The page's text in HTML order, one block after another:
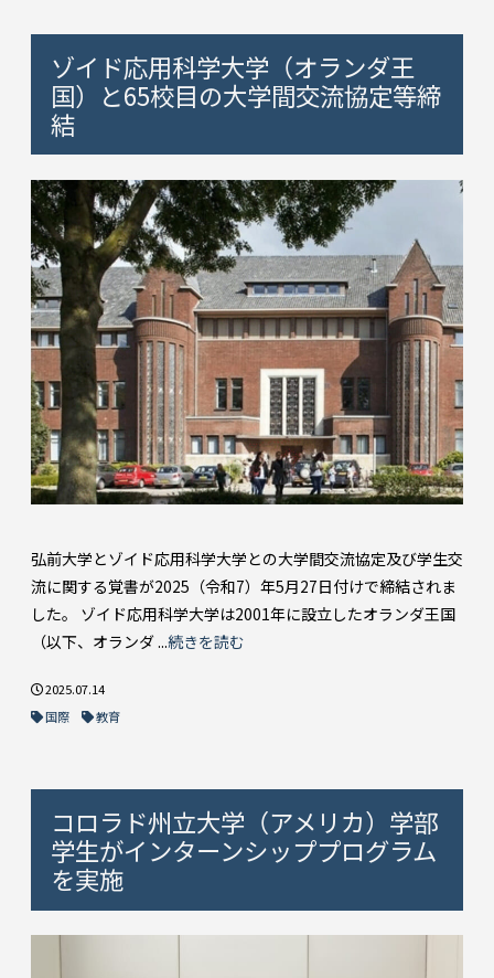
ゾイド応用科学大学（オランダ王
国）と65校目の大学間交流協定等締
結
弘前大学とゾイド応用科学大学との大学間交流協定及び学生交
流に関する覚書が2025（令和7）年5月27日付けで締結されま
した。 ゾイド応用科学大学は2001年に設立したオランダ王国
（以下、オランダ ...続きを読む
2025.07.14
国際
教育
コロラド州立大学（アメリカ）学部
学生がインターンシッププログラム
を実施